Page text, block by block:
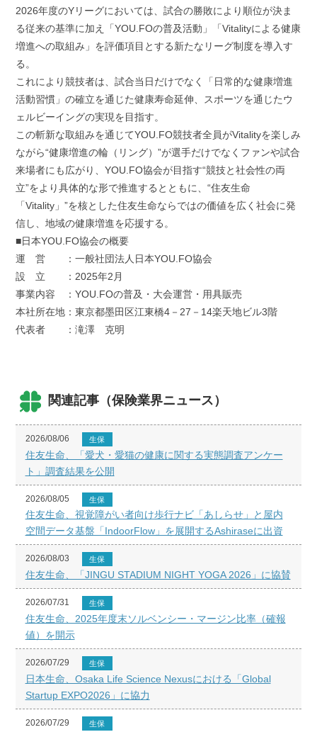
2026年度のYリーグにおいては、試合の勝敗により順位が決ま
る従来の基準に加え「YOU.FOの普及活動」「Vitalityによる健康
増進への取組み」を評価項目とする新たなリーグ制度を導入す
る。
これにより競技者は、試合当日だけでなく「日常的な健康増進
活動習慣」の確立を通じた健康寿命延伸、スポーツを通じたウ
ェルビーイングの実現を目指す。
この斬新な取組みを通じてYOU.FO競技者全員がVitalityを楽しみ
ながら“健康増進の輪（リング）”が選手だけでなくファンや試合
来場者にも広がり、YOU.FO協会が目指す“競技と社会性の両
立”をより具体的な形で推進するとともに、“住友生命
「Vitality」”を核とした住友生命ならではの価値を広く社会に発
信し、地域の健康増進を応援する。
■日本YOU.FO協会の概要
運 営 ：一般社団法人日本YOU.FO協会
設 立 ：2025年2月
事業内容 ：YOU.FOの普及・大会運営・用具販売
本社所在地：東京都墨田区江東橋4－27－14楽天地ビル3階
代表者 ：滝澤 克明
関連記事（保険業界ニュース）
2026/08/06 生保
住友生命、「愛犬・愛猫の健康に関する実態調査アンケー
ト」調査結果を公開
2026/08/05 生保
住友生命、視覚障がい者向け歩行ナビ「あしらせ」と屋内
空間データ基盤「IndoorFlow」を展開するAshiraseに出資
2026/08/03 生保
住友生命、「JINGU STADIUM NIGHT YOGA 2026」に協賛
2026/07/31 生保
住友生命、2025年度末ソルベンシー・マージン比率（確報
値）を開示
2026/07/29 生保
日本生命、Osaka Life Science Nexusにおける「Global
Startup EXPO2026」に協力
2026/07/29 生保